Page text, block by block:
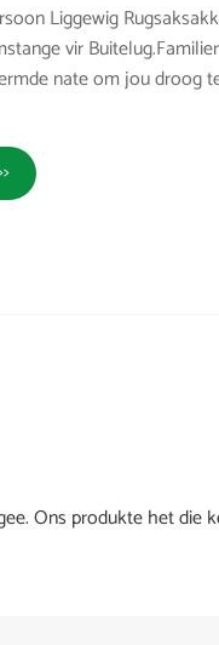
Liggewig
vir
nate om jou droog
Ons produkte het die